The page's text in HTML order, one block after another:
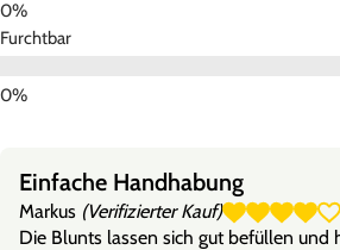
Furchtbar
Einfache Handhabung
Markus (Verifizierter Kauf)
Die Blunts lassen sich gut befüllen und